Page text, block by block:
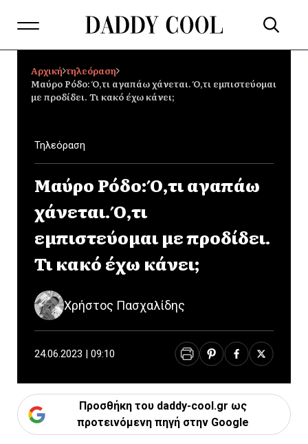
Αρχική τηλεόραση
Μαύρο Ρόδο: Ό,τι αγαπάω χάνεται. Ό,τι εμπιστεύομαι
με προδίδει. Τι κακό έχω κάνει;
Τηλεόραση
Μαύρο Ρόδο: Ό,τι αγαπάω
χάνεται. Ό,τι
εμπιστεύομαι με προδίδει.
Τι κακό έχω κάνει;
Χρήστος Πασχαλίδης
24.06.2023 | 09:10
Προσθήκη του daddy-cool.gr ως
προτεινόμενη πηγή στην Google